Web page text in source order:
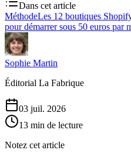
Dans cet article
MéthodeLes 12 boutiques
pour démarrer sous 50 euros par
Sophie Martin
Éditorial La Fabrique
03 juil. 2026
13 min de lecture
Notez cet article